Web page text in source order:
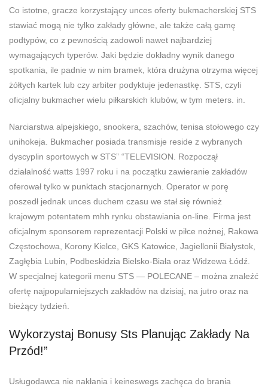
Co istotne, gracze korzystający unces oferty bukmacherskiej STS
stawiać mogą nie tylko zakłady główne, ale także całą gamę
podtypów, co z pewnością zadowoli nawet najbardziej
wymagających typerów. Jaki będzie dokładny wynik danego
spotkania, ile padnie w nim bramek, która drużyna otrzyma więcej
żółtych kartek lub czy arbiter podyktuje jedenastkę. STS, czyli
oficjalny bukmacher wielu piłkarskich klubów, w tym meters. in.
Narciarstwa alpejskiego, snookera, szachów, tenisa stołowego czy
unihokeja. Bukmacher posiada transmisje reside z wybranych
dyscyplin sportowych w STS” “TELEVISION. Rozpoczął
działalność watts 1997 roku i na początku zawieranie zakładów
oferował tylko w punktach stacjonarnych. Operator w porę
poszedł jednak unces duchem czasu we stał się również
krajowym potentatem mhh rynku obstawiania on-line. Firma jest
oficjalnym sponsorem reprezentacji Polski w piłce nożnej, Rakowa
Częstochowa, Korony Kielce, GKS Katowice, Jagiellonii Białystok,
Zagłębia Lubin, Podbeskidzia Bielsko-Biała oraz Widzewa Łódź.
W specjalnej kategorii menu STS — POLECANE – można znaleźć
ofertę najpopularniejszych zakładów na dzisiaj, na jutro oraz na
bieżący tydzień.
Wykorzystaj Bonusy Sts Planując Zakłady Na
Przód!”
Usługodawca nie nakłania i keineswegs zachęca do brania